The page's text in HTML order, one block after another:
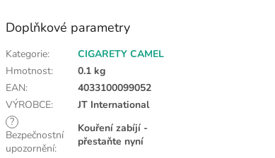
Doplňkové parametry
Kategorie:
CIGARETY CAMEL
Hmotnost:
0.1 kg
EAN:
4033100099052
VÝROBCE:
JT International
?
Bezpečnostní
upozornění:
Kouření zabíjí -
přestaňte nyní